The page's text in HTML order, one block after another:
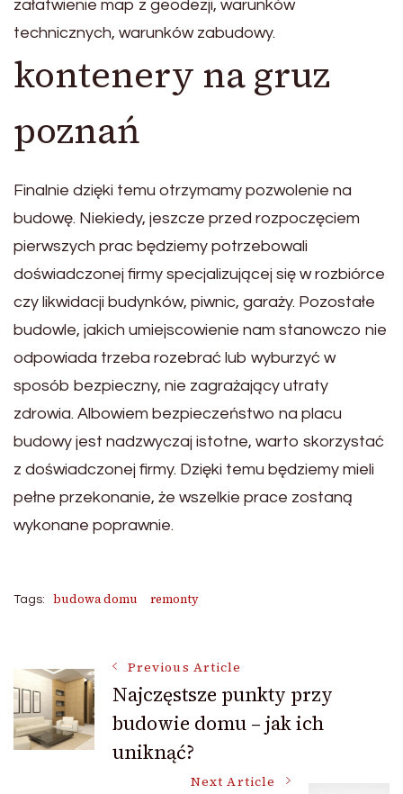
załatwienie map z geodezji, warunków
technicznych, warunków zabudowy.
kontenery na gruz
poznań
Finalnie dzięki temu otrzymamy pozwolenie na
budowę. Niekiedy, jeszcze przed rozpoczęciem
pierwszych prac będziemy potrzebowali
doświadczonej firmy specjalizującej się w rozbiórce
czy likwidacji budynków, piwnic, garaży. Pozostałe
budowle, jakich umiejscowienie nam stanowczo nie
odpowiada trzeba rozebrać lub wyburzyć w
sposób bezpieczny, nie zagrażający utraty
zdrowia. Albowiem bezpieczeństwo na placu
budowy jest nadzwyczaj istotne, warto skorzystać
z doświadczonej firmy. Dzięki temu będziemy mieli
pełne przekonanie, że wszelkie prace zostaną
wykonane poprawnie.
Tags: budowa domu remonty
Post
Navigation
Previous Article
Najczęstsze punkty przy
budowie domu – jak ich
uniknąć?
Next Article